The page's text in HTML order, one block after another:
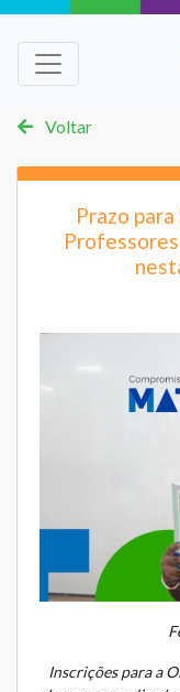
Voltar
Prazo
Inscrições para a